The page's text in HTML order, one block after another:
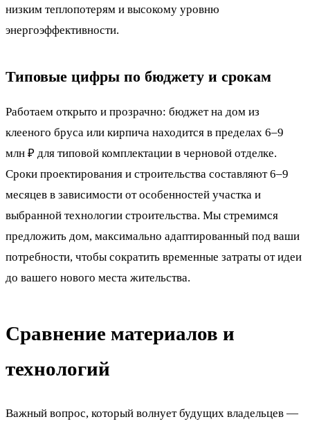
низким теплопотерям и высокому уровню
энергоэффективности.
Типовые цифры по бюджету и срокам
Работаем открыто и прозрачно: бюджет на дом из
клееного бруса или кирпича находится в пределах 6–9
млн ₽ для типовой комплектации в черновой отделке.
Сроки проектирования и строительства составляют 6–9
месяцев в зависимости от особенностей участка и
выбранной технологии строительства. Мы стремимся
предложить дом, максимально адаптированный под ваши
потребности, чтобы сократить временные затраты от идеи
до вашего нового места жительства.
Сравнение материалов и
технологий
Важный вопрос, который волнует будущих владельцев —